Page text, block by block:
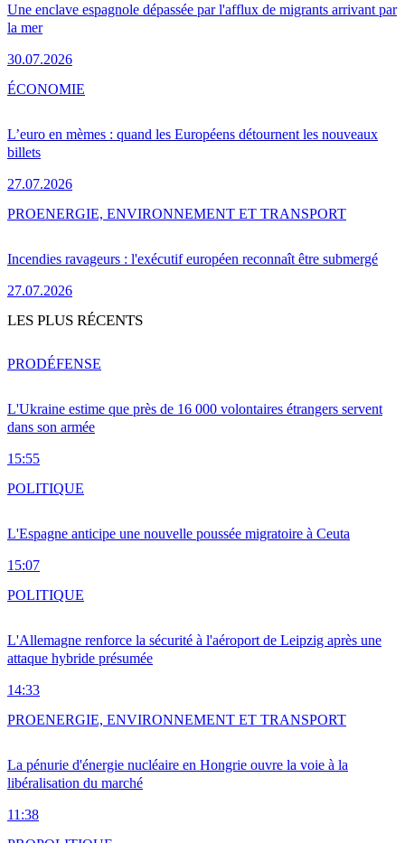
Une enclave espagnole dépassée par l'afflux de migrants arrivant par
la mer
30.07.2026
L’euro en mèmes : quand les Européens détournent les nouveaux
billets
27.07.2026
ÉCONOMIE
Incendies ravageurs : l'exécutif européen reconnaît être submergé
27.07.2026
PROENERGIE, ENVIRONNEMENT ET TRANSPORT
LES PLUS RÉCENTS
L'Ukraine estime que près de 16 000 volontaires étrangers servent
dans son armée
15:55
PRODÉFENSE
L'Espagne anticipe une nouvelle poussée migratoire à Ceuta
15:07
POLITIQUE
L'Allemagne renforce la sécurité à l'aéroport de Leipzig après une
attaque hybride présumée
14:33
POLITIQUE
La pénurie d'énergie nucléaire en Hongrie ouvre la voie à la
libéralisation du marché
11:38
PROENERGIE, ENVIRONNEMENT ET TRANSPORT